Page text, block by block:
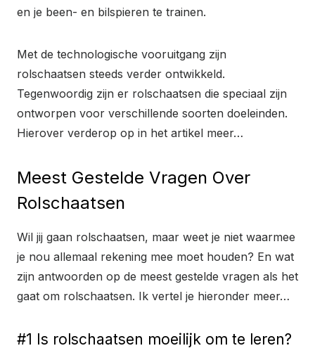
en je been- en bilspieren te trainen.
Met de technologische vooruitgang zijn
rolschaatsen steeds verder ontwikkeld.
Tegenwoordig zijn er rolschaatsen die speciaal zijn
ontworpen voor verschillende soorten doeleinden.
Hierover verderop op in het artikel meer…
Meest Gestelde Vragen Over
Rolschaatsen
Wil jij gaan rolschaatsen, maar weet je niet waarmee
je nou allemaal rekening mee moet houden? En wat
zijn antwoorden op de meest gestelde vragen als het
gaat om rolschaatsen. Ik vertel je hieronder meer…
#1 Is rolschaatsen moeilijk om te leren?